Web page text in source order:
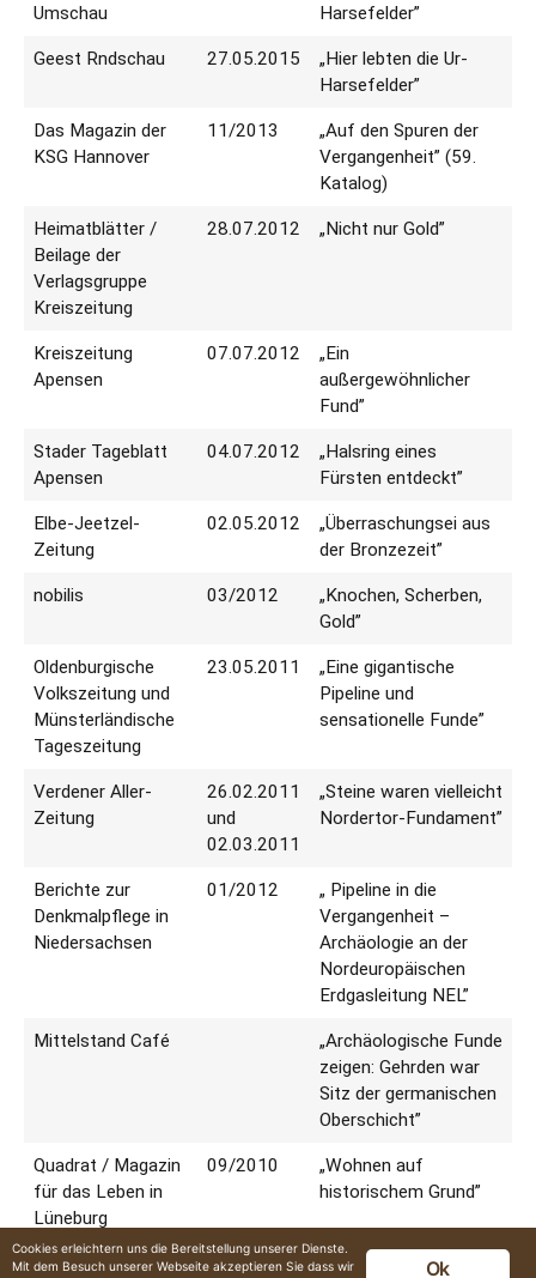
Umschau
Harsefelder”
Geest Rndschau 27.05.2015
„Hier lebten die Ur-
Harsefelder”
Das Magazin der
KSG Hannover
11/2013
„Auf den Spuren der
Vergangenheit” (59.
Katalog)
Heimatblätter /
Beilage der
Verlagsgruppe
Kreiszeitung
28.07.2012 „Nicht nur Gold”
Kreiszeitung
Apensen
07.07.2012
„Ein
außergewöhnlicher
Fund”
Stader Tageblatt
Apensen
04.07.2012
„Halsring eines
Fürsten entdeckt”
Elbe-Jeetzel-
Zeitung
02.05.2012
„Überraschungsei aus
der Bronzezeit”
nobilis 03/2012
„Knochen, Scherben,
Gold”
Oldenburgische
Volkszeitung und
Münsterländische
Tageszeitung
23.05.2011
„Eine gigantische
Pipeline und
sensationelle Funde”
Verdener Aller-
Zeitung
26.02.2011
und
02.03.2011
„Steine waren vielleicht
Nordertor-Fundament”
Berichte zur
Denkmalpflege in
Niedersachsen
01/2012
„ Pipeline in die
Vergangenheit –
Archäologie an der
Nordeuropäischen
Erdgasleitung NEL”
Mittelstand Café
„Archäologische Funde
zeigen: Gehrden war
Sitz der germanischen
Oberschicht”
Quadrat / Magazin
für das Leben in
Lüneburg
09/2010
„Wohnen auf
historischem Grund”
Hallo Sonntag 22.08.2010
„Mehrere Brunnen
Ok
Cookies erleichtern uns die Bereitstellung unserer Dienste.
Mit dem Besuch unserer Webseite akzeptieren Sie dass wir